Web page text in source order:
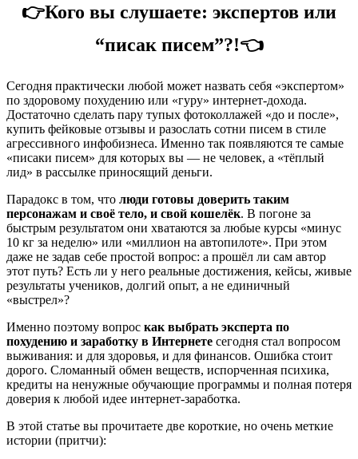
👉Кого вы слушаете: экспертов или
“писак писем”?!👈
Сегодня практически любой может назвать себя «экспертом»
по здоровому похудению или «гуру» интернет‑дохода.
Достаточно сделать пару тупых фотоколлажей «до и после»,
купить фейковые отзывы и разослать сотни писем в стиле
агрессивного инфобизнеса. Именно так появляются те самые
«писаки писем» для которых вы — не человек, а «тёплый
лид» в рассылке приносящий деньги.
Парадокс в том, что люди готовы доверить таким
персонажам и своё тело, и свой кошелёк. В погоне за
быстрым результатом они хватаются за любые курсы «минус
10 кг за неделю» или «миллион на автопилоте». При этом
даже не задав себе простой вопрос: а прошёл ли сам автор
этот путь? Есть ли у него реальные достижения, кейсы, живые
результаты учеников, долгий опыт, а не единичный
«выстрел»?
Именно поэтому вопрос как выбрать эксперта по
похудению и заработку в Интернете сегодня стал вопросом
выживания: и для здоровья, и для финансов. Ошибка стоит
дорого. Сломанный обмен веществ, испорченная психика,
кредиты на ненужные обучающие программы и полная потеря
доверия к любой идее интернет‑заработка.
В этой статье вы прочитаете две короткие, но очень меткие
истории (притчи):